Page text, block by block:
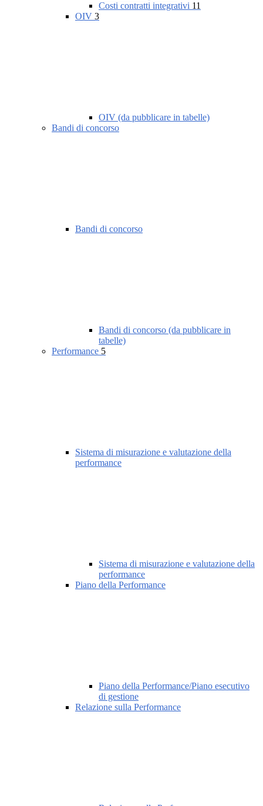
Costi contratti integrativi 11
OIV 3
OIV (da pubblicare in tabelle)
Bandi di concorso
Bandi di concorso
Bandi di concorso (da pubblicare in
tabelle)
Performance 5
Sistema di misurazione e valutazione della
performance
Sistema di misurazione e valutazione della
performance
Piano della Performance
Piano della Performance/Piano esecutivo
di gestione
Relazione sulla Performance